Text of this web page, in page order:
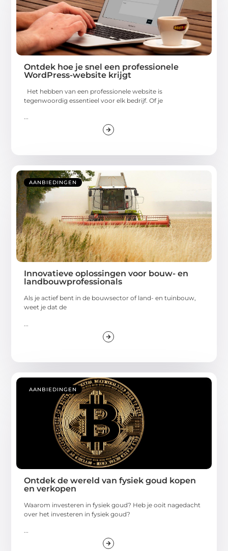
Ontdek hoe je snel een professionele
WordPress-website krijgt
Het hebben van een professionele website is
tegenwoordig essentieel voor elk bedrijf. Of je
...
AANBIEDINGEN
Innovatieve oplossingen voor bouw- en
landbouwprofessionals
Als je actief bent in de bouwsector of land- en tuinbouw,
weet je dat de
AANBIEDINGEN
Ontdek de wereld van fysiek goud kopen
en verkopen
Waarom investeren in fysiek goud? Heb je ooit nagedacht
over het investeren in fysiek goud?
...